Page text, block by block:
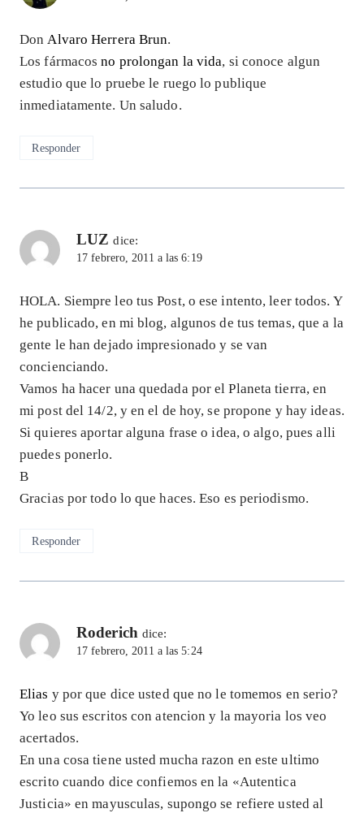
DonAlvaro Herrera Brun.
Los fármacosno prolongan la vida, si conoce algun
estudio que lo pruebe le ruego lo publique
inmediatamente. Un saludo.
Responder
LUZ dice:
17 febrero, 2011 a las 6:19
HOLA. Siempre leo tus Post, o ese intento, leer todos. Y
he publicado, en mi blog, algunos de tus temas, que a la
gente le han dejado impresionado y se van
concienciando.
Vamos ha hacer una quedada por el Planeta tierra, en
mi post del 14/2, y en el de hoy, se propone y hay ideas.
Si quieres aportar alguna frase o idea, o algo, pues alli
puedes ponerlo.
B
Gracias por todo lo que haces. Eso es periodismo.
Responder
Roderich dice:
17 febrero, 2011 a las 5:24
Elias y por que dice usted que no le tomemos en serio?
Yo leo sus escritos con atencion y la mayoria los veo
acertados.
En una cosa tiene usted mucha razon en este ultimo
escrito cuando dice confiemos en la «Autentica
Justicia» en mayusculas, supongo se refiere usted al